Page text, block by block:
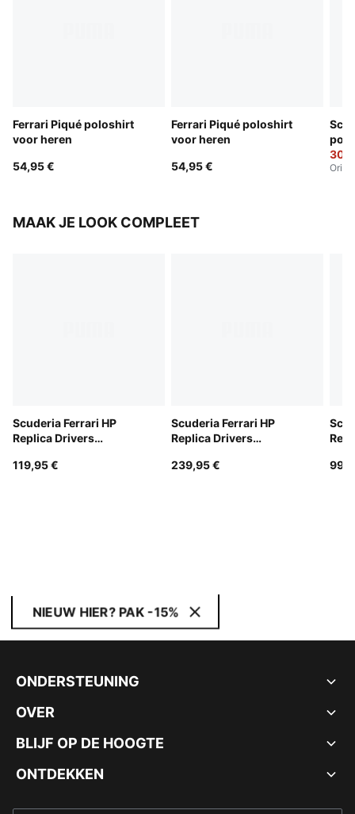
Ferrari Piqué poloshirt
voor heren
54,95 €
Ferrari Piqué poloshirt
voor heren
54,95 €
MAAK JE LOOK COMPLEET
Scuderia Ferrari HP
Replica Drivers
voor heren
119,95 €
Scuderia Ferrari HP
Replica Drivers
voor heren
239,95 €
NIEUW HIER? PAK -15%
ONDERSTEUNING
OVER
BLIJF OP DE HOOGTE
ONTDEKKEN